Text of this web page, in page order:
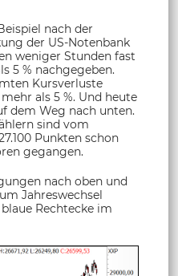
nach der
der US-Notenbank
weniger Stunden fast
5 % nachgegeben.
Kursverluste
als 5 %. Und heute
dem Weg nach unten.
sind vom
Punkten schon
gegangen.
nach oben und
Jahreswechsel
blaue Rechtecke im